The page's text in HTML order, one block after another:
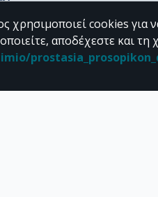
χρησιμοποιεί cookies για
αποδέχεστε και